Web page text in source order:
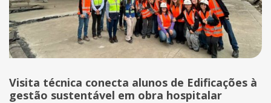
Visita técnica conecta alunos de Edificações à
gestão sustentável em obra hospitalar